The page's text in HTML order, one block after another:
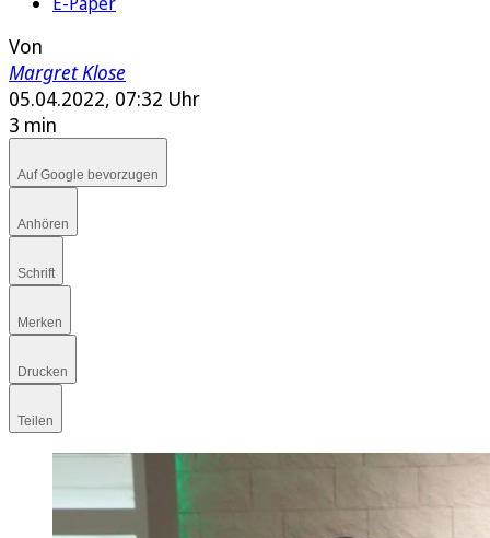
Von
Margret Klose
05.04.2022, 07:32 Uhr
3 min
Auf Google bevorzugen
Anhören
Schrift
Merken
Drucken
Teilen